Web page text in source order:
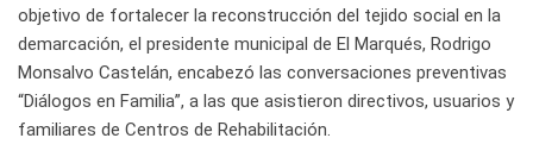
objetivo de fortalecer la reconstrucción del tejido social en la
demarcación, el presidente municipal de El Marqués, Rodrigo
Monsalvo Castelán, encabezó las conversaciones preventivas
“Diálogos en Familia”, a las que asistieron directivos, usuarios y
familiares de Centros de Rehabilitación.